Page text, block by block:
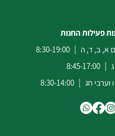
פעילות החנות
א, ב, ד, ה | 8:30-19:00
17:00
וערבי חג | 8:30-14:00